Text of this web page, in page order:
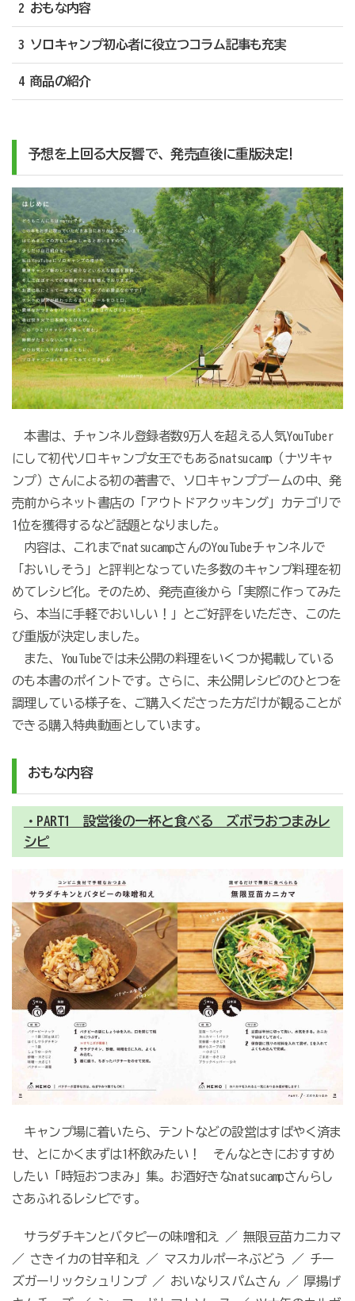
2 おもな内容
3 ソロキャンプ初心者に役立つコラム記事も充実
4 商品の紹介
予想を上回る大反響で、発売直後に重版決定!
本書は、チャンネル登録者数9万人を超える人気YouTuber
にして初代ソロキャンプ女王でもあるnatsucamp（ナツキャ
ンプ）さんによる初の著書で、ソロキャンプブームの中、発
売前からネット書店の「アウトドアクッキング」カテゴリで
1位を獲得するなど話題となりました。
内容は、これまでnatsucampさんのYouTubeチャンネルで
「おいしそう」と評判となっていた多数のキャンプ料理を初
めてレシピ化。そのため、発売直後から「実際に作ってみた
ら、本当に手軽でおいしい！」とご好評をいただき、このた
び重版が決定しました。
また、YouTubeでは未公開の料理をいくつか掲載している
のも本書のポイントです。さらに、未公開レシピのひとつを
調理している様子を、ご購入くださった方だけが観ることが
できる購入特典動画としています。
おもな内容
・PART1 設営後の一杯と食べる ズボラおつまみレ
シピ
キャンプ場に着いたら、テントなどの設営はすばやく済ま
せ、とにかくまずは1杯飲みたい！ そんなときにおすすめ
したい「時短おつまみ」集。お酒好きなnatsucampさんらし
さあふれるレシピです。
サラダチキンとバタピーの味噌和え ／ 無限豆苗カニカマ
／ さきイカの甘辛和え ／ マスカルポーネぶどう ／ チー
ズガーリックシュリンプ ／ おいなりスパムさん ／ 厚揚げ